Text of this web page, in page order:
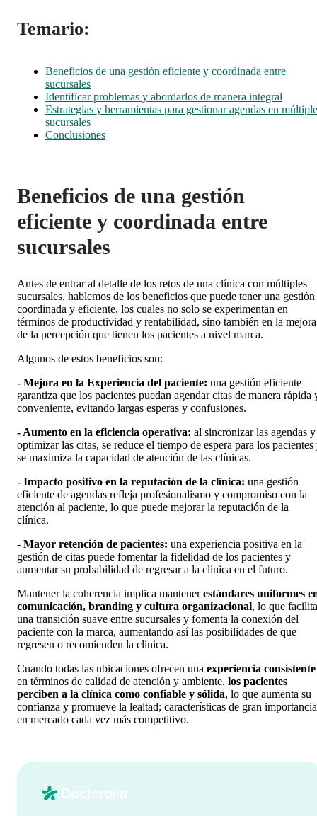
Temario:
Beneficios de una gestión eficiente y coordinada entre
sucursales
Identificar problemas y abordarlos de manera integral
Estrategias y herramientas para gestionar agendas en
sucursales
Conclusiones
Beneficios de una gestión
eficiente y coordinada entre
sucursales
Antes de entrar al detalle de los retos de una clínica con múltiples
sucursales, hablemos de los beneficios que puede tener una gestión
coordinada y eficiente, los cuales no solo se experimentan en
términos de productividad y rentabilidad, sino también en la mejora
de la percepción que tienen los pacientes a nivel marca.
Algunos de estos beneficios son:
- Mejora en la Experiencia del paciente: una gestión eficiente
garantiza que los pacientes puedan agendar citas de manera rápida
conveniente, evitando largas esperas y confusiones.
- Aumento en la eficiencia operativa: al sincronizar las agendas y
optimizar las citas, se reduce el tiempo de espera para los pacientes
se maximiza la capacidad de atención de las clínicas.
- Impacto positivo en la reputación de la clínica: una gestión
eficiente de agendas refleja profesionalismo y compromiso con la
atención al paciente, lo que puede mejorar la reputación de la
clínica.
- Mayor retención de pacientes: una experiencia positiva en la
gestión de citas puede fomentar la fidelidad de los pacientes y
aumentar su probabilidad de regresar a la clínica en el futuro.
Mantener la coherencia implica mantenerestándares uniformes
comunicación, branding y cultura organizacional, lo que facilita
una transición suave entre sucursales y fomenta la conexión del
paciente con la marca, aumentando así las posibilidades de que
regresen o recomienden la clínica.
Cuando todas las ubicaciones ofrecen una experiencia consistente
en términos de calidad de atención y ambiente, los pacientes
perciben a la clínica como confiable y sólida, lo que aumenta su
confianza y promueve la lealtad; características de gran importancia
en mercado cada vez más competitivo.